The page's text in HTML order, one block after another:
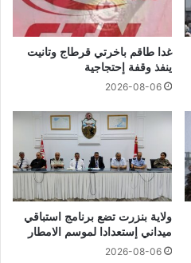
غدا طاقم باخرتي قرطاج وتانيت
ينفذ وقفة إحتجاجية
2026-08-06
ولاية بنزرت تضع برنامج استباقي
ميداني إستعدادا لموسم الامطار
2026-08-06